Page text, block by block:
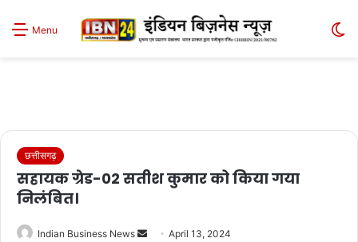
Menu
छत्तीसगढ़
सहायक ग्रेड-02 सतीश कुमार को किया गया
निलंबित।
Indian Business News
Send April 13, 2024